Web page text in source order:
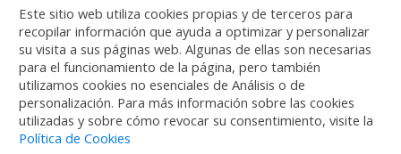
1 RESPUESTA
23 SEPTIEMBRE, 2013
La nueva red nocturna de la EMT
12 RESPUESTAS
Este sitio web utiliza cookies propias y de terceros para
recopilar información que ayuda a optimizar y personalizar
su visita a sus páginas web. Algunas de ellas son necesarias
para el funcionamiento de la página, pero también
utilizamos cookies no esenciales de Análisis o de
personalización. Para más información sobre las cookies
utilizadas y sobre cómo revocar su consentimiento, visite la
Política de Cookies